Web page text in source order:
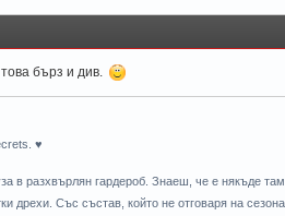
бърз и див.
♥
в разхвърлян гардероб. Знаеш, че е някъде
дрехи. Със състав, който не отговаря на